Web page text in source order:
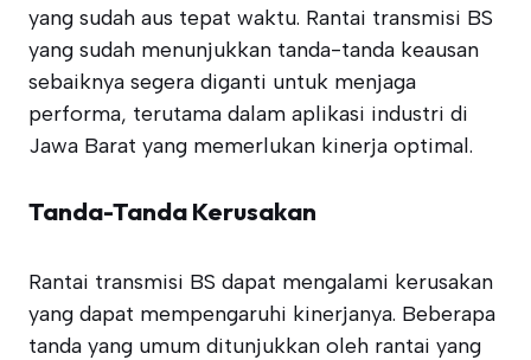
yang sudah aus tepat waktu. Rantai transmisi BS
yang sudah menunjukkan tanda-tanda keausan
sebaiknya segera diganti untuk menjaga
performa, terutama dalam aplikasi industri di
Jawa Barat yang memerlukan kinerja optimal.
Tanda-Tanda Kerusakan
Rantai transmisi BS dapat mengalami kerusakan
yang dapat mempengaruhi kinerjanya. Beberapa
tanda yang umum ditunjukkan oleh rantai yang